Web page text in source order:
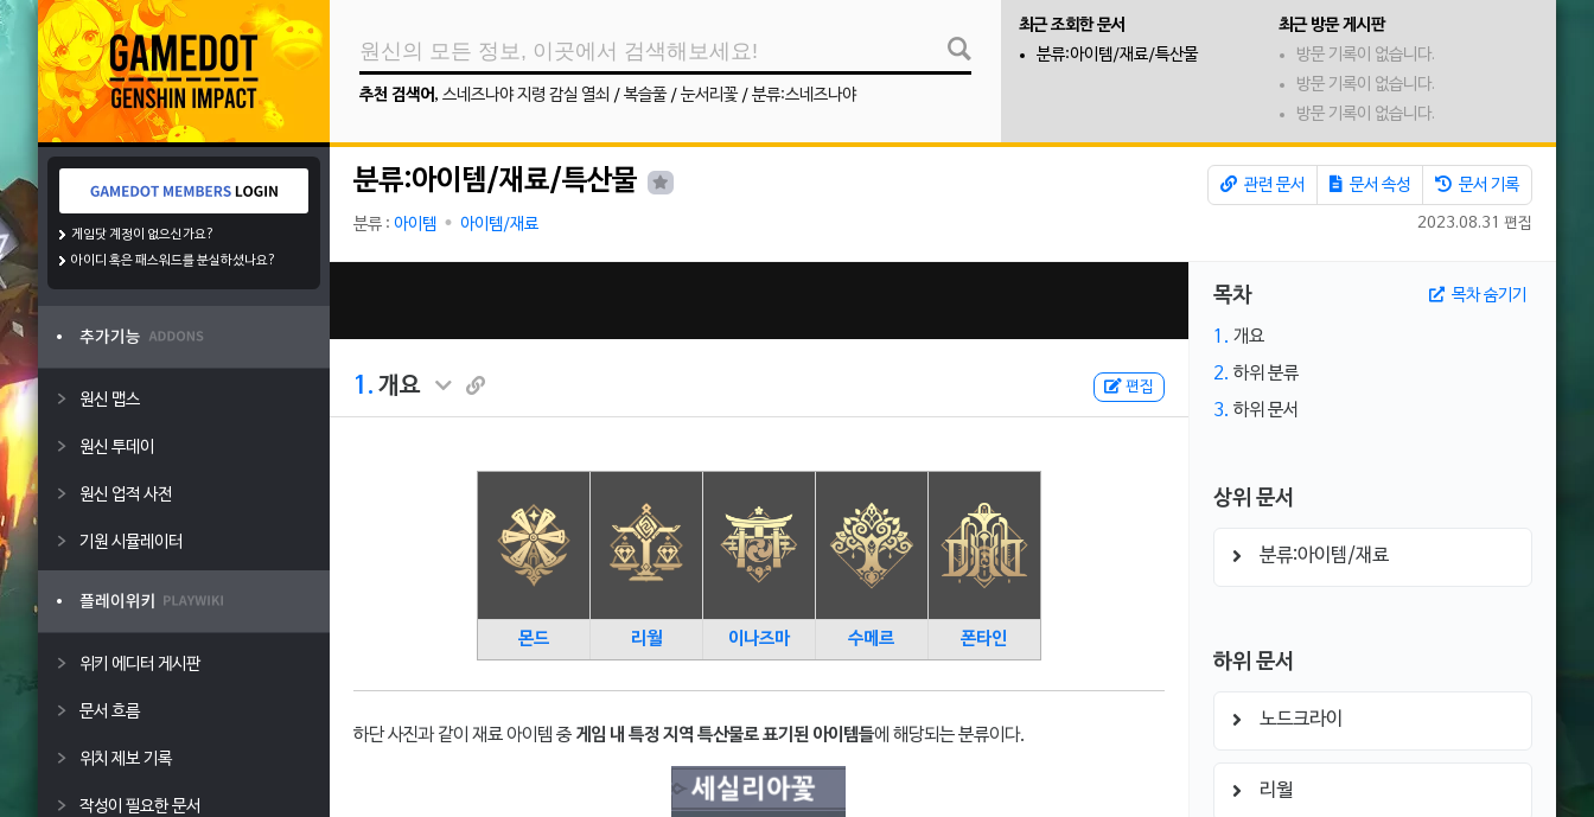
게임닷 계정이 없으신가요?
아이디 혹은 패스워드를 분실하셨나요?
원신 맵스
원신 투데이
원신 업적 사전
기원 시뮬레이터
위키 에디터 게시판
문서 흐름
위치 제보 기록
작성이 필요한 문서
추천 검색어 , 스네즈나야 지령 감실 열쇠 / 복슬풀/ 눈서리꽃/ 분류:스네즈나야
최근 조회한 문서
분류:아이템/재료/특산물
최근 방문 게시판
방문 기록이 없습니다.
방문 기록이 없습니다.
방문 기록이 없습니다.
분류:아이템/재료/특산물
분류 : 아이템 아이템/재료
관련 문서 문서 속성 문서 기록
2023.08.31 편집
1. 개요 편집
몬드 리월 이나즈마 수메르 폰타인
하단 사진과 같이 재료 아이템 중 게임 내 특정 지역 특산물로 표기된 아이템들에 해당되는 분류이다.
목차 숨기기
목차
1. 개요
2. 하위 분류
3. 하위 문서
상위 문서
분류:아이템/재료
하위 문서
노드크라이
리월